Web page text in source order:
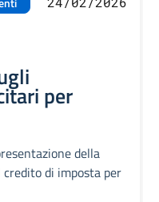
per
della
credito di imposta per